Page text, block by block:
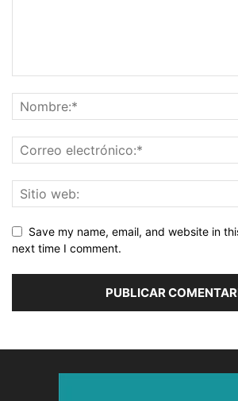
Save my name, email, and website in
next time I comment.